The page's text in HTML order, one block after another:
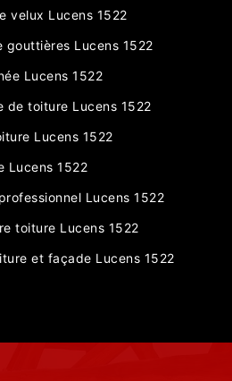
velux Lucens 1522
gouttières Lucens 1522
Lucens 1522
de toiture Lucens 1522
Lucens 1522
Lucens 1522
Lucens 1522
toiture Lucens 1522
et façade Lucens 1522